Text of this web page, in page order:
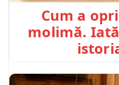
Cum a
molimă.